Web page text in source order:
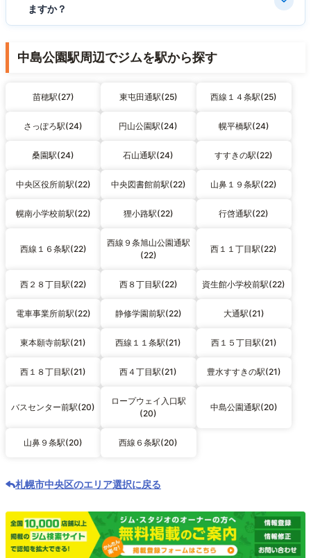
ますか？
中島公園駅周辺でジムを駅から探す
苗穂駅(27) 東屯田通駅(25) 西線１４条駅(25)
さっぽろ駅(24) 円山公園駅(24) 幌平橋駅(24)
桑園駅(24) 石山通駅(24) すすきの駅(22)
中央区役所前駅(22) 中央図書館前駅(22) 山鼻１９条駅(22)
幌南小学校前駅(22) 狸小路駅(22) 行啓通駅(22)
西線１６条駅(22)
西線９条旭山公園通駅
(22)
西１１丁目駅(22)
西２８丁目駅(22) 西８丁目駅(22) 資生館小学校前駅(22)
電車事業所前駅(22) 静修学園前駅(22) 大通駅(21)
東本願寺前駅(21) 西線１１条駅(21) 西１５丁目駅(21)
西１８丁目駅(21) 西４丁目駅(21) 豊水すすきの駅(21)
バスセンター前駅(20)
ロープウェイ入口駅
(20)
中島公園通駅(20)
山鼻９条駅(20) 西線６条駅(20)
札幌市中央区のエリア選択に戻る